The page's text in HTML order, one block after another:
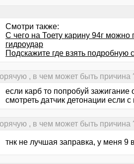
Смотри также:
С чего на Тоету карину 94г можно
гидроудар
Подскажите где взять подробную
, в чем может быть причина
если карб то попробуй зажигание
смотреть датчик детонации если
, в чем может быть причина
тнк не лучшая заправка, у меня